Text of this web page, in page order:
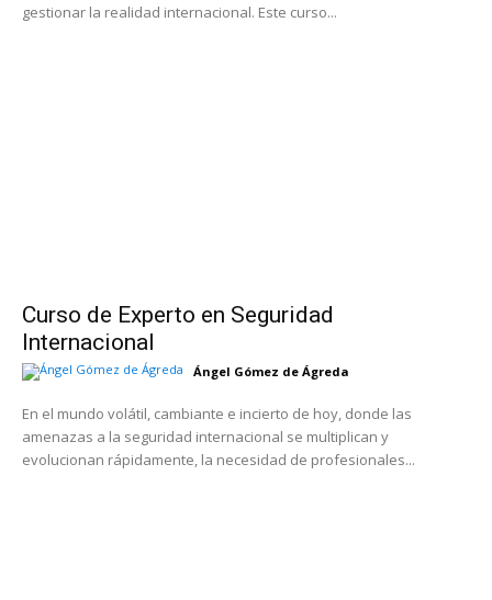
gestionar la realidad internacional. Este curso...
Curso de Experto en Seguridad
Internacional
Ángel Gómez de Ágreda
En el mundo volátil, cambiante e incierto de hoy, donde las
amenazas a la seguridad internacional se multiplican y
evolucionan rápidamente, la necesidad de profesionales...